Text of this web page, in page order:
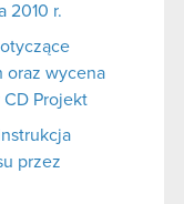
2010 r.
oraz wycena
Projekt
przez